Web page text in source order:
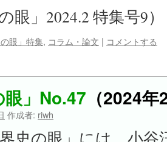
眼」2024.2 特集号9）
の眼」特集, コラム・論文 | コメントする
眼」No.47 （2024
作成者: riwh
史の眼」には、小谷